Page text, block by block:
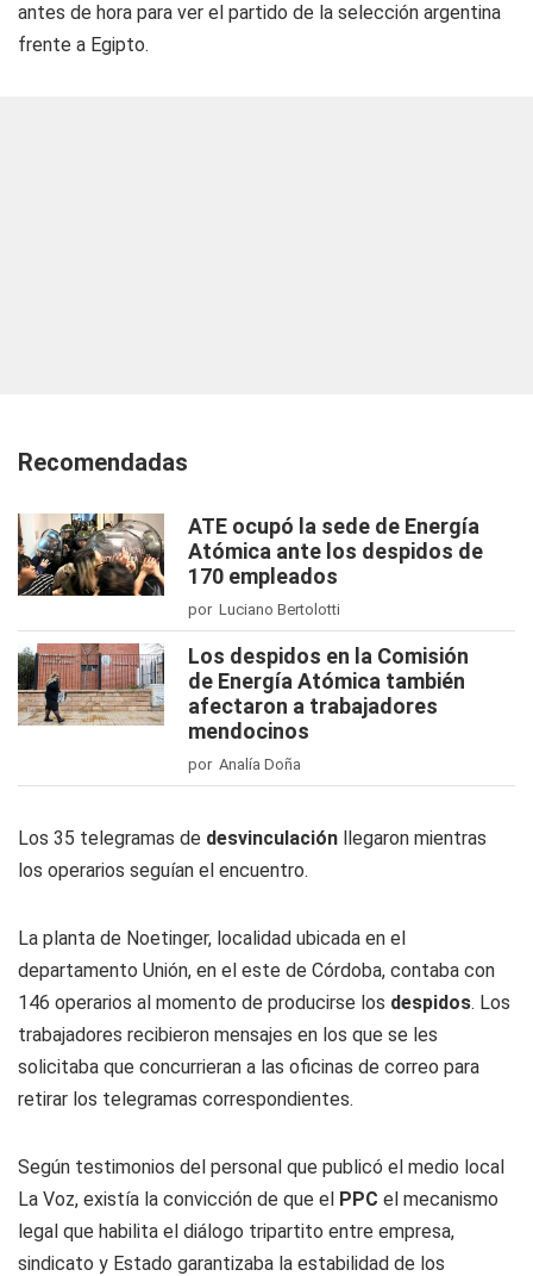
antes de hora para ver el partido de la selección argentina
frente a Egipto.
Recomendadas
ATE ocupó la sede de Energía
Atómica ante los despidos de
170 empleados
por Luciano Bertolotti
Los despidos en la Comisión
de Energía Atómica también
afectaron a trabajadores
mendocinos
por Analía Doña
Los 35 telegramas de desvinculación llegaron mientras
los operarios seguían el encuentro.
La planta de Noetinger, localidad ubicada en el
departamento Unión, en el este de Córdoba, contaba con
146 operarios al momento de producirse los despidos. Los
trabajadores recibieron mensajes en los que se les
solicitaba que concurrieran a las oficinas de correo para
retirar los telegramas correspondientes.
Según testimonios del personal que publicó el medio local
La Voz, existía la convicción de que el PPC el mecanismo
legal que habilita el diálogo tripartito entre empresa,
sindicato y Estado garantizaba la estabilidad de los